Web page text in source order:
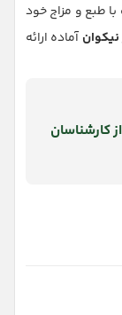
طبع و مزاج خود
آماده ارائه
کارشناسان